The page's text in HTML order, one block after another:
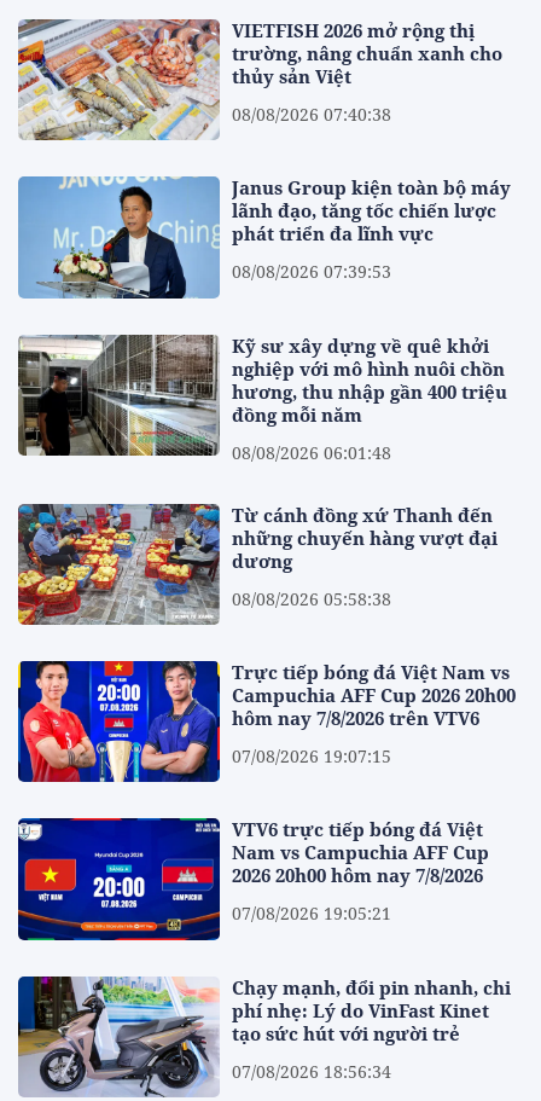
VIETFISH 2026 mở rộng thị
trường, nâng chuẩn xanh cho
thủy sản Việt
08/08/2026 07:40:38
Janus Group kiện toàn bộ máy
lãnh đạo, tăng tốc chiến lược
phát triển đa lĩnh vực
08/08/2026 07:39:53
Kỹ sư xây dựng về quê khởi
nghiệp với mô hình nuôi chồn
hương, thu nhập gần 400 triệu
đồng mỗi năm
08/08/2026 06:01:48
Từ cánh đồng xứ Thanh đến
những chuyến hàng vượt đại
dương
08/08/2026 05:58:38
Trực tiếp bóng đá Việt Nam vs
Campuchia AFF Cup 2026 20h00
hôm nay 7/8/2026 trên VTV6
07/08/2026 19:07:15
VTV6 trực tiếp bóng đá Việt
Nam vs Campuchia AFF Cup
2026 20h00 hôm nay 7/8/2026
07/08/2026 19:05:21
Chạy mạnh, đổi pin nhanh, chi
phí nhẹ: Lý do VinFast Kinet
tạo sức hút với người trẻ
07/08/2026 18:56:34